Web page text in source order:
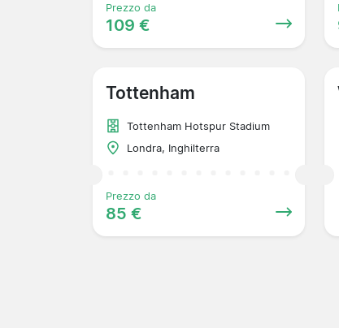
Prezzo da
109 €
Tottenham
Tottenham Hotspur Stadium
Londra, Inghilterra
Prezzo da
85 €